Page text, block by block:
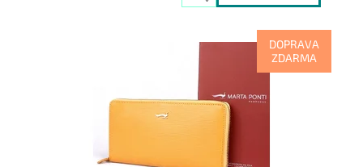
DOPRAVA
ZDARMA
Kožená značková dámská peněženka Marta Ponti v
hořčicové barvě, která se uzavírá na zip ze tří stran.
Skladem